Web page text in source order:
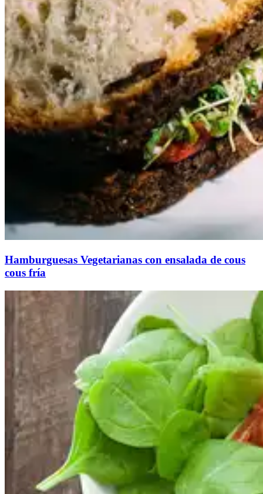
Hamburguesas Vegetarianas con ensalada de cous
cous fría